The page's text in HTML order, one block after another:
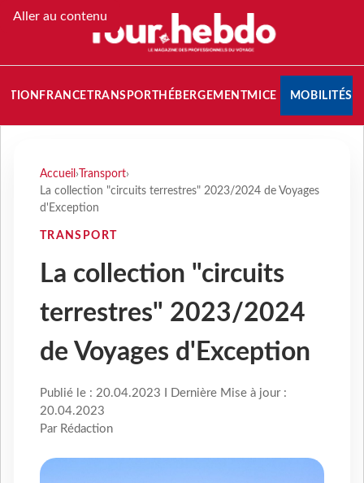
Aller au contenu
FRANCETRANSPORT HÉBERGEMENTMICE MOBILITÉS
Accueil › Transport›
La collection "circuits terrestres" 2023/2024 de Voyages
d'Exception
TRANSPORT
La collection "circuits
terrestres" 2023/2024
de Voyages d'Exception
Publié le : 20.04.2023 I Dernière Mise à jour :
20.04.2023
Par Rédaction